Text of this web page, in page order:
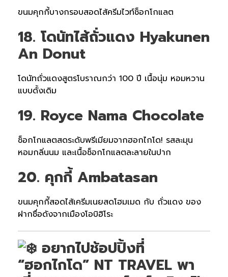
ขนมคุกกี้บางกรอบสอดไส้ครีมไวท์ช็อกโกแลต
18. โดนัทไส้ถั่วแดง Hyakunen
An Donut
โดนัทถั่วแดงสูตรโบราณกว่า 100 ปี เนื้อนุ่ม หอมหวาน
แบบดั้งเดิม
19. Royce Nama Chocolate
ช็อกโกแลตสดระดับพรีเมียมจากฮอกไกโด! รสละมุน
หอมกลิ่นนม และเนื้อช็อกโกแลตละลายในปาก
20. คุกกี้ Ambatasan
ขนมคุกกีัสอดไส้เครีมเนยสดโฮมเมด กับ ถั่วแดง ของ
ฝากชื่อดังจากเมืองโอบิฮิโระ
อยากไปช้อปปิ้งที่
“ฮอกไกโด” NT TRAVEL พา